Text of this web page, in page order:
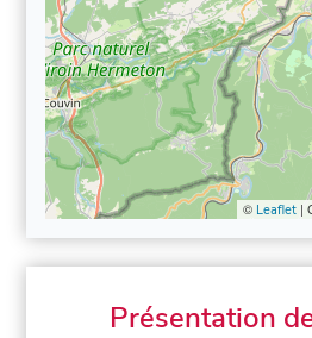
© Leaflet|
Présentation